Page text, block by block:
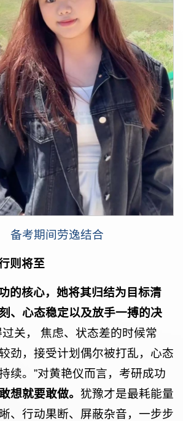
备考期间劳逸结合
则将至
的核心，她将其归结为目标清
、心态稳定以及放手一搏的决
过关， 焦虑、状态差的时候常
劲，接受计划偶尔被打乱，心态
续。”对黄艳仪而言，考研成功
想就要敢做。 犹豫才是最耗能量
、行动果断、屏蔽杂音，一步步